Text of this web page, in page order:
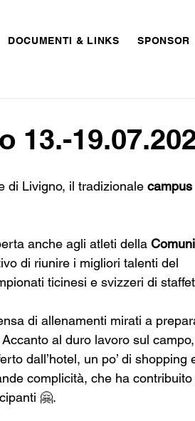
DOCUMENTI & LINKS SPONSOR
13.-
di Livigno, il tradizionale campus
anche agli atleti della
di riunire i migliori talenti del
ticinesi e svizzeri di
di allenamenti mirati a
al duro lavoro sul
dall’hotel, un po’ di shopping
complicità, che ha contribuito
🤗.